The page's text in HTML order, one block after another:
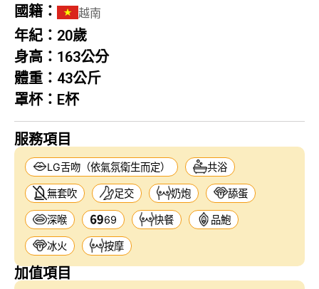
國籍： 越南
年紀： 20歲
身高： 163公分
體重： 43公斤
罩杯： E杯
服務項目
LG舌吻（依氣氛衛生而定） 共浴
無套吹 足交 奶炮 舔蛋
深喉 69 快餐 品鮑
冰火 按摩
加值項目